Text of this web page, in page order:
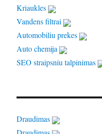
Kriaukles
Vandens filtrai
Automobiliu prekes
Auto chemija
SEO straipsniu talpinimas
Draudimas